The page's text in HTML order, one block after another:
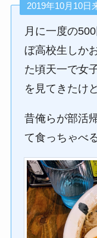
2019年10月10日
月に一度の
ぼ高校生しか
た頃天一で女
を見てきたけ
昔俺らが部活
て食っちゃべ